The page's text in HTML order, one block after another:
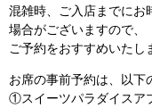
混雑時、ご入店までにお
場合がございますので、
ご予約をおすすめいたし
お席の事前予約は、以下
①スイーツパラダイスア